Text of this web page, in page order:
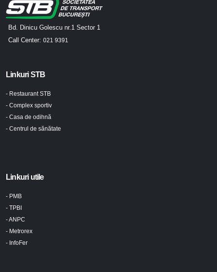
Bd. Dinicu Golescu nr.1 Sector 1
Call Center: 021 9391
Linkuri STB
- Restaurant STB
- Complex sportiv
- Casa de odihnă
- Centrul de sănătate
Linkuri utile
- PMB
- TPBI
- ANPC
- Metrorex
- InfoFer